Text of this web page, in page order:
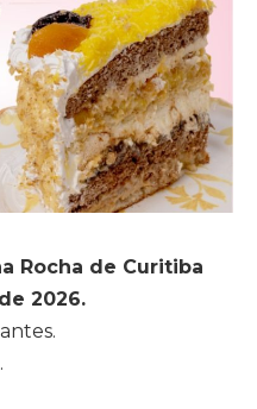
Rocha de Curitiba
2026.